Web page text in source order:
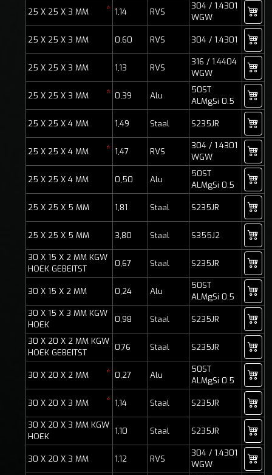
25 X 25 X 3 MM * 1,14 RVS
304 / 1.4301
WGW
25 X 25 X 3 MM 0,60 RVS 304 / 1.4301
25 X 25 X 3 MM 1,13 RVS
316 / 1.4404
WGW
25 X 25 X 3 MM * 0,39 Alu
50ST
ALMgSi 0.5
25 X 25 X 4 MM 1,49 Staal S235JR
25 X 25 X 4 MM * 1,47 RVS
304 / 1.4301
WGW
25 X 25 X 4 MM 0,50 Alu
50ST
ALMgSi 0.5
25 X 25 X 5 MM 1,81 Staal S235JR
25 X 25 X 5 MM 3,80 Staal S355J2
30 X 15 X 2 MM KGW
HOEK GEBEITST
0,67 Staal S235JR
30 X 15 X 2 MM 0,24 Alu
50ST
ALMgSi 0.5
30 X 15 X 3 MM KGW
HOEK
0,98 Staal S235JR
30 X 20 X 2 MM KGW
HOEK GEBEITST
0,76 Staal S235JR
30 X 20 X 2 MM * 0,27 Alu
50ST
ALMgSi 0.5
30 X 20 X 3 MM * 1,14 Staal S235JR
30 X 20 X 3 MM KGW
HOEK
1,10 Staal S235JR
30 X 20 X 3 MM 1,12 RVS
304 / 1.4301
WGW